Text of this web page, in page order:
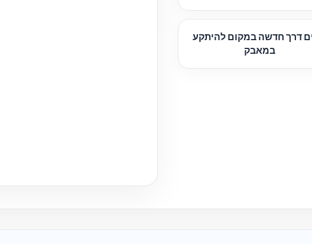
דרך חדשה במקום להיתקע
במאבק